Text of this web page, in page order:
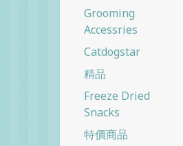
Grooming
Accessries
Catdogstar
精品
Freeze Dried
Snacks
特價商品